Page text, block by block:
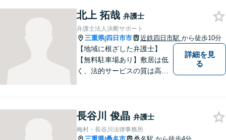
行います！【完全個室】
北上 拓哉 弁護士
弁護士法人決断サポート
三重県| 四日市市 近鉄四日市駅 から徒歩10分
【地域に根ざした弁護士】
【無料駐車場あり】敷居は低
く、法的サービスの質は高く
題／離婚問題／相続問題／企
業法務など、幅広く対応可
能。【明確な料金体系】どう
詳細を見
る
長谷川 俊晶 弁護士
梅村・長谷川法律事務所